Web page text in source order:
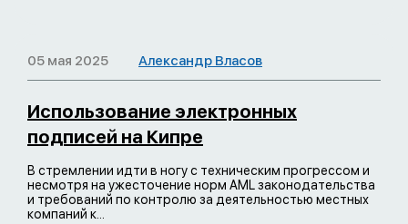
05 мая 2025 Александр Власов
Использование электронных
подписей на Кипре
В стремлении идти в ногу с техническим прогрессом и
несмотря на ужесточение норм AML законодательства
и требований по контролю за деятельностью местных
компаний к...